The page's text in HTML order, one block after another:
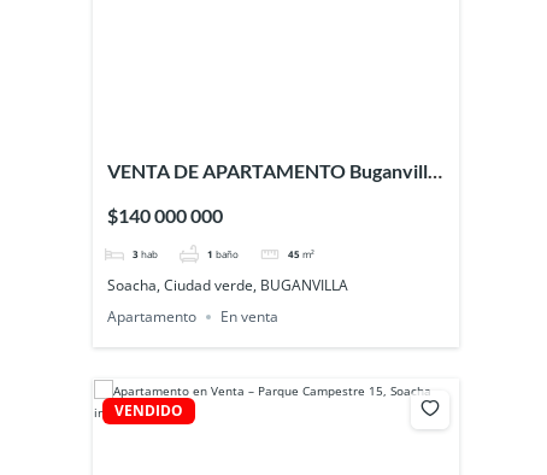
VENTA DE APARTAMENTO Buganvilla
$140 000 000
3 hab 1 baño 45 m²
Soacha, Ciudad verde, BUGANVILLA
Apartamento
En venta
VENDIDO